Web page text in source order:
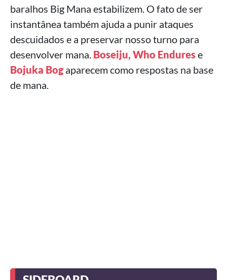
baralhos Big Mana estabilizem. O fato de ser
instantânea também ajuda a punir ataques
descuidados e a preservar nosso turno para
desenvolver mana. Boseiju, Who Endurese
Bojuka Bogaparecem como respostas na base
de mana.